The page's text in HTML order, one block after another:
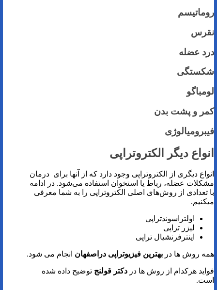
روماتیسم
نقرس
درد عضله
شکستگی
لومباگو
کمر و پشت بدن
فیبرومیالوژی
انواع دیگر الکتروتراپی
انواع دیگری از الکتروتراپی وجود دارد که از آنها برای درمان
مشکلات عضله، رباط یا استخوان استفاده می‌شود. در ادامه
با تعدادی از روش‌های اصلی الکتروتراپی را به شما معرفی
میکنیم.
اولتراسوندتراپی
لیزر تراپی
اینترفرنشیال تراپی
همه روش ها در بهترین فیزیوتراپی دراصفهان انجام می شود.
فواید هرکدام از روش ها در دکتر قولنج توضیح داده شده
است.